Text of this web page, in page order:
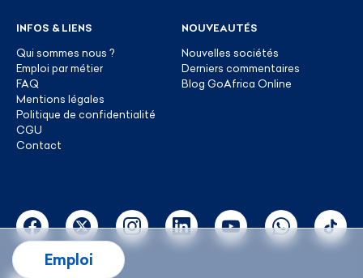
Emploi
INFOS & LIENS
Qui sommes nous ?
Emploi par métier
FAQ
Mentions légales
Politique de confidentialité
CGU
Contact
NOUVEAUTÉS
Nouvelles sociétés
Derniers commentaires
Blog GoAfrica Online